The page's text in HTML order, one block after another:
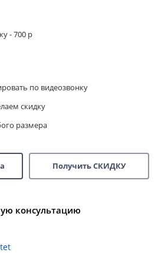
по видеозвонку
скидку
размера
Получить СКИДКУ
консультацию
- 700 р